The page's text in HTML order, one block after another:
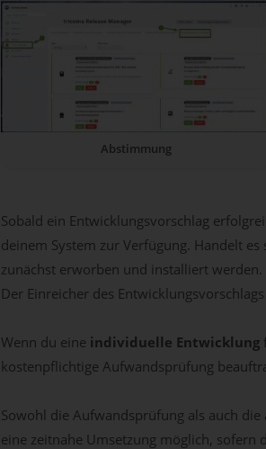
Abstimmung
Sobald ein Entwicklungsvorschlag
deinem System zur Verfügung. Handelt
zunächst erworben und installiert werden.
Der Einreicher des
Wenn du eine individuelle Entwicklung
kostenpflichtige Aufwandsprüfung
Sowohl die Aufwandsprüfung als auch
eine zeitnahe Umsetzung möglich,